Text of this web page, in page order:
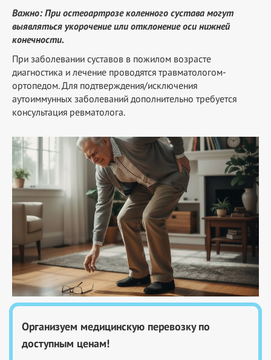
Важно: При остеоартрозе коленного сустава могут
выявляться укорочение или отклонение оси нижней
конечности.
При заболевании суставов в пожилом возрасте
диагностика и лечение проводятся травматологом-
ортопедом. Для подтверждения/исключения
аутоиммунных заболеваний дополнительно требуется
консультация ревматолога.
Организуем медицинскую перевозку по
доступным ценам!